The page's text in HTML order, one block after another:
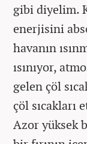
gibi diyelim.
enerjisini
havanın
ısınıyor,
gelen çöl
çöl sıcakları
Azor yüksek